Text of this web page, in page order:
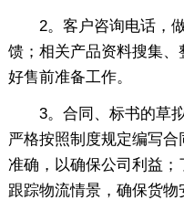
2。客户咨询电话，做
馈；相关产品资料搜集
好售前准备工作。
3。合同、标书的草拟
严格按照制度规定编写
准确，以确保公司利益；
跟踪物流情景，确保货